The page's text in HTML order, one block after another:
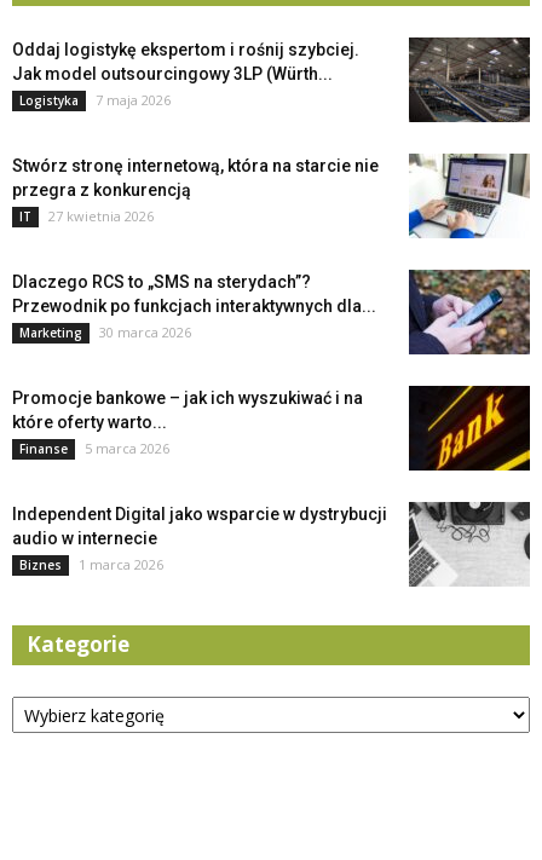
Oddaj logistykę ekspertom i rośnij szybciej.
Jak model outsourcingowy 3LP (Würth...
Logistyka 7 maja 2026
Stwórz stronę internetową, która na starcie nie
przegra z konkurencją
IT 27 kwietnia 2026
Dlaczego RCS to „SMS na sterydach”?
Przewodnik po funkcjach interaktywnych dla...
Marketing 30 marca 2026
Promocje bankowe – jak ich wyszukiwać i na
które oferty warto...
Finanse 5 marca 2026
Independent Digital jako wsparcie w dystrybucji
audio w internecie
Biznes 1 marca 2026
Kategorie
Kategorie